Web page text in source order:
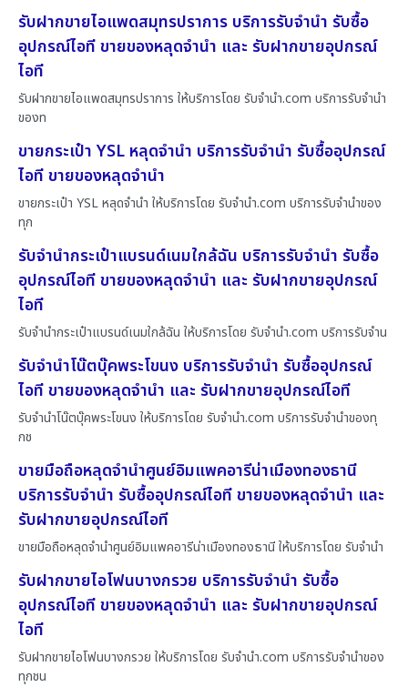
รับฝากขายไอแพดสมุทรปราการ บริการรับจำนำ รับซื้อ
อุปกรณ์ไอที ขายของหลุดจำนำ และ รับฝากขายอุปกรณ์
ไอที
รับฝากขายไอแพดสมุทรปราการ ให้บริการโดย รับจํานํา.com บริการรับจำนำ
ของท
ขายกระเป๋า YSL หลุดจำนำ บริการรับจำนำ รับซื้ออุปกรณ์
ไอที ขายของหลุดจำนำ
ขายกระเป๋า YSL หลุดจำนำ ให้บริการโดย รับจํานํา.com บริการรับจำนำของ
ทุก
รับจำนำกระเป๋าแบรนด์เนมใกล้ฉัน บริการรับจำนำ รับซื้อ
อุปกรณ์ไอที ขายของหลุดจำนำ และ รับฝากขายอุปกรณ์
ไอที
รับจำนำกระเป๋าแบรนด์เนมใกล้ฉัน ให้บริการโดย รับจํานํา.com บริการรับจำน
รับจำนำโน๊ตบุ๊คพระโขนง บริการรับจำนำ รับซื้ออุปกรณ์
ไอที ขายของหลุดจำนำ และ รับฝากขายอุปกรณ์ไอที
รับจำนำโน๊ตบุ๊คพระโขนง ให้บริการโดย รับจํานํา.com บริการรับจำนำของทุ
กช
ขายมือถือหลุดจำนำศูนย์อิมแพคอารีน่าเมืองทองธานี
บริการรับจำนำ รับซื้ออุปกรณ์ไอที ขายของหลุดจำนำ และ
รับฝากขายอุปกรณ์ไอที
ขายมือถือหลุดจำนำศูนย์อิมแพคอารีน่าเมืองทองธานี ให้บริการโดย รับจํานํา
รับฝากขายไอโฟนบางกรวย บริการรับจำนำ รับซื้อ
อุปกรณ์ไอที ขายของหลุดจำนำ และ รับฝากขายอุปกรณ์
ไอที
รับฝากขายไอโฟนบางกรวย ให้บริการโดย รับจํานํา.com บริการรับจำนำของ
ทุกชน